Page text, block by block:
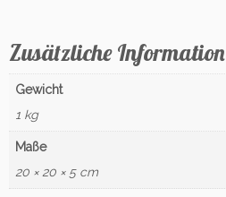
i
m
m
Zusätzliche Information
Gewicht
1 kg
Maße
20 × 20 × 5 cm